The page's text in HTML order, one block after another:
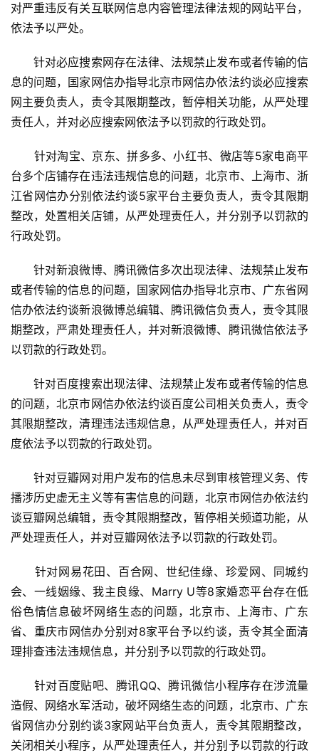
对严重违反有关互联网信息内容管理法律法规的网站平台，
依法予以严处。
针对必应搜索网存在法律、法规禁止发布或者传输的信
息的问题，国家网信办指导北京市网信办依法约谈必应搜索
网主要负责人，责令其限期整改，暂停相关功能，从严处理
责任人，并对必应搜索网依法予以罚款的行政处罚。
针对淘宝、京东、拼多多、小红书、微店等5家电商平
台多个店铺存在违法违规信息的问题，北京市、上海市、浙
江省网信办分别依法约谈5家平台主要负责人，责令其限期
整改，处置相关店铺，从严处理责任人，并分别予以罚款的
行政处罚。
针对新浪微博、腾讯微信多次出现法律、法规禁止发布
或者传输的信息的问题，国家网信办指导北京市、广东省网
信办依法约谈新浪微博总编辑、腾讯微信负责人，责令其限
期整改，严肃处理责任人，并对新浪微博、腾讯微信依法予
以罚款的行政处罚。
针对百度搜索出现法律、法规禁止发布或者传输的信息
的问题，北京市网信办依法约谈百度公司相关负责人，责令
其限期整改，清理违法违规信息，从严处理责任人，并对百
度依法予以罚款的行政处罚。
针对豆瓣网对用户发布的信息未尽到审核管理义务、传
播涉历史虚无主义等有害信息的问题，北京市网信办依法约
谈豆瓣网总编辑，责令其限期整改，暂停相关频道功能，从
严处理责任人，并对豆瓣网依法予以罚款的行政处罚。
针对网易花田、百合网、世纪佳缘、珍爱网、同城约
会、一线姻缘、我主良缘、Marry U等8家婚恋平台存在低
俗色情信息破坏网络生态的问题，北京市、上海市、广东
省、重庆市网信办分别对8家平台予以约谈，责令其全面清
理排查违法违规信息，并分别予以罚款的行政处罚。
针对百度贴吧、腾讯QQ、腾讯微信小程序存在涉流量
造假、网络水军活动，破坏网络生态的问题，北京市、广东
省网信办分别约谈3家网站平台负责人，责令其限期整改，
关闭相关小程序，从严处理责任人，并分别予以罚款的行政